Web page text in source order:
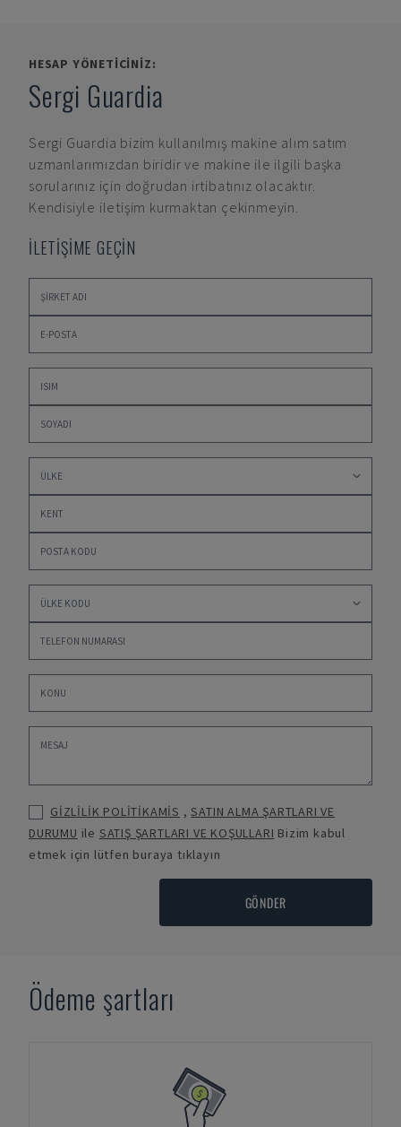
HESAP YÖNETICINIZ:
Sergi Guardia
Sergi Guardia bizim kullanılmış makine alım satım
uzmanlarımızdan biridir ve makine ile ilgili başka
sorularınız için doğrudan irtibatınız olacaktır.
Kendisiyle iletişim kurmaktan çekinmeyin.
İLETİŞİME GEÇİN
GİZLİLİK POLİTİKAMİS ,SATIN ALMA ŞARTLARI VE
DURUMU ile SATIŞ ŞARTLARI VE KOŞULLARI Bizim kabul
etmek için lütfen buraya tıklayın
GÖNDER
Ödeme şartları